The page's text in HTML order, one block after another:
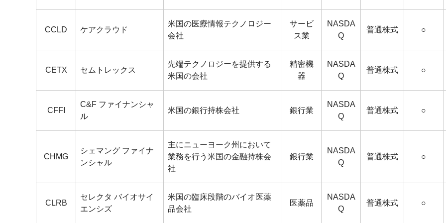
CCLD ケアクラウド
米国の医療情報テクノロジー
会社
サービ
ス業
NASDA
Q
普通株式 ○
CETX セムトレックス
先端テクノロジーを提供する
米国の会社
精密機
器
NASDA
Q
普通株式 ○
CFFI
C&F ファイナンシャ
ル
米国の銀行持株会社 銀行業
NASDA
Q
普通株式 ○
CHMG
シェマング ファイナ
ンシャル
主にニューヨーク州において
業務を行う米国の金融持株会
社
銀行業
NASDA
Q
普通株式 ○
CLRB
セレクタ バイオサイ
エンシズ
米国の臨床段階のバイオ医薬
品会社
医薬品
NASDA
Q
普通株式 ○